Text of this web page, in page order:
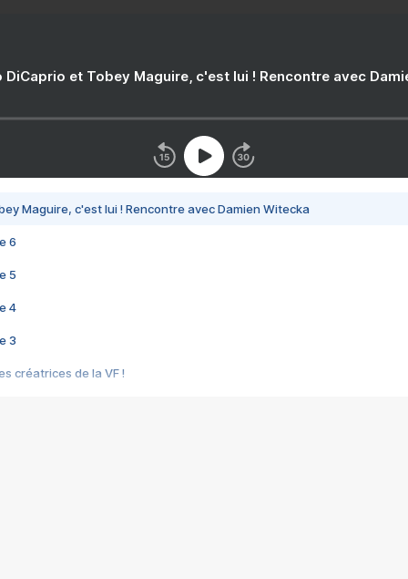
DiCaprio et Tobey Maguire, c'est lui ! Rencontre avec
Maguire, c'est lui ! Rencontre avec Damien Witecka
6
5
4
3
créatrices de la VF !